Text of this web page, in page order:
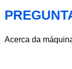
Acerca da